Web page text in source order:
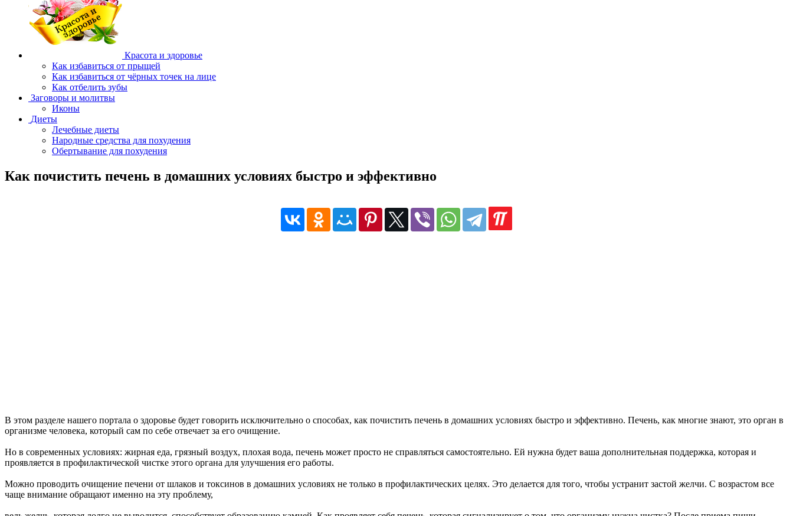
Красота и здоровье
Как избавиться от прыщей
Как избавиться от чёрных точек на лице
Как отбелить зубы
Заговоры и молитвы
Иконы
Диеты
Лечебные диеты
Народные средства для похудения
Обертывание для похудения
Как почистить печень в домашних условиях быстро и эффективно
В этом разделе нашего портала о здоровье будет говорить исключительно о способах, как почистить печень в домашних условиях быстро и эффективно. Печень, как многие знают, это орган в
организме человека, который сам по себе отвечает за его очищение.
Но в современных условиях: жирная еда, грязный воздух, плохая вода, печень может просто не справляться самостоятельно. Ей нужна будет ваша дополнительная поддержка, которая и
проявляется в профилактической чистке этого органа для улучшения его работы.
Можно проводить очищение печени от шлаков и токсинов в домашних условиях не только в профилактических целях. Это делается для того, чтобы устранит застой желчи. С возрастом все
чаще внимание обращают именно на эту проблему,